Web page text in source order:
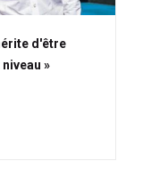
d'être
»